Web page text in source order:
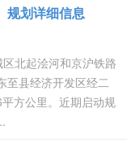
规划详细信息
北起浍河和京沪铁路
至县经济开发区经二
方公里。近期启动规